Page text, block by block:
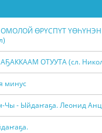
ОМОЛОЙ ӨРҮСПҮТ ҮӨҺҮНЭН
ОТУУТА (сл.
минус
Чы - Ыйдаҥаҕа. Леонид